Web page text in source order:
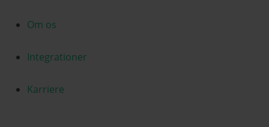
Om os
Integrationer
Karriere